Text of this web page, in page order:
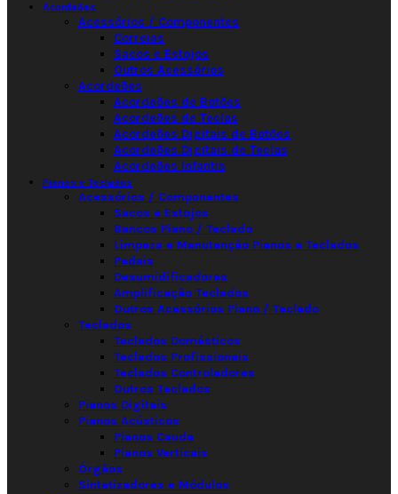
Acordeões
Acessórios / Componentes
Correias
Sacos e Estojos
Outros Acessórios
Acordeões
Acordeões de Botões
Acordeões de Teclas
Acordeões Digitais de Botões
Acordeões Digitais de Teclas
Acordeões Infantis
Pianos e Teclados
Acessórios / Componentes
Sacos e Estojos
Bancos Piano / Teclado
Limpeza e Manutenção Pianos e Teclados
Pedais
Desumidificadores
Amplificação Teclados
Outros Acessórios Piano / Teclado
Teclados
Teclados Domésticos
Teclados Profissionais
Teclados Controladores
Outros Teclados
Pianos Digitais
Pianos Acústicos
Pianos Cauda
Pianos Verticais
Órgãos
Sintetizadores e Módulos